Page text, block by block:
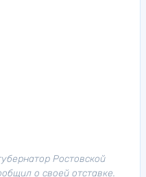
Ростовской
о своей отставке.